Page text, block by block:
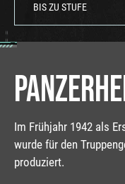
BIS ZU STUFE
Im Frühjahr 1942 als
wurde für den
produziert.